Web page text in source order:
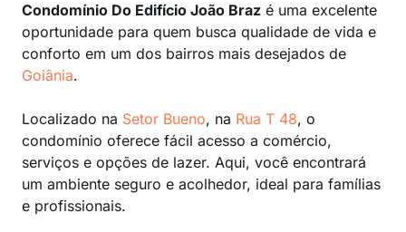
Condomínio Do Edifício João Braz é uma excelente
oportunidade para quem busca qualidade de vida e
conforto em um dos bairros mais desejados de
Goiânia.
Localizado na Setor Bueno, na Rua T 48, o
condomínio oferece fácil acesso a comércio,
serviços e opções de lazer. Aqui, você encontrará
um ambiente seguro e acolhedor, ideal para famílias
e profissionais.